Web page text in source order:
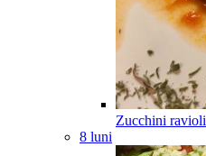
Zucchini ravioli
8 luni